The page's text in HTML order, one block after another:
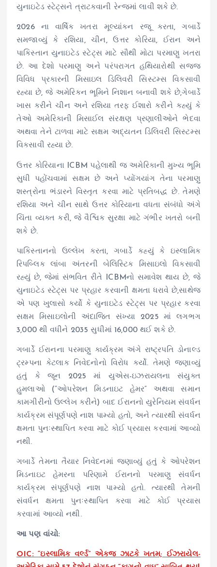
યુનાઇટેડ સ્ટેટ્સને ત્રાટકવાની રેન્જમાં લાવી શકે છે.
2026 ના વાર્ષિક ખતરા મૂલ્યાંકન રજૂ કરતા, ગબાર્ડે
સમજાવ્યું કે રશિયા, ચીન, ઉત્તર કોરિયા, ઈરાન અને
પાકિસ્તાન યુનાઇટેડ સ્ટેટ્સ માટે સૌથી મોટા પરમાણુ ખતરા
છે. આ દેશો પરમાણુ અને પરંપરાગત હથિયારોથી સજ્જ
વિવિધ પ્રકારની મિસાઇલ ડિલિવરી સિસ્ટમ્સ વિકસાવી
રહ્યા છે, જે અમેરિકન ભૂમિને નિશાન બનાવી શકે છે,ગેબાર્ડે
ખાસ કરીને ચીન અને રશિયા તરફ ઈશારો કરીને કહ્યું કે
તેઓ અમેરિકાની મિસાઈલ સંરક્ષણ પ્રણાલીઓને ભેદવા
અથવા તેને ટાળવા માટે સક્ષમ અદ્યતન ડિલિવરી સિસ્ટમ્સ
વિકસાવી રહ્યા છે.
ઉત્તર કોરિયાના ICBM પહેલાથી જ અમેરિકાની મુખ્ય ભૂમિ
સુધી પહોંચવામાં સક્ષમ છે અને પ્યોંગયાંગ તેના પરમાણુ
શસ્ત્રોના ભંડારને વિસ્તૃત કરવા માટે પ્રતિબદ્ધ છે. તેમણે
રશિયા અને ચીન સાથે ઉત્તર કોરિયાના વધતા સંબંધો અંગે
ચિંતા વ્યક્ત કરી, જે વૈશ્વિક સુરક્ષા માટે ગંભીર ખતરો બની
શકે છે.
પાકિસ્તાનનો ઉલ્લેખ કરતા, ગબાર્ડે કહ્યું કે ઇસ્લામિક
રિપબ્લિક લાંબા અંતરની બેલિસ્ટિક મિસાઇલો વિકસાવી
રહ્યું છે, જેમાં સંભવિત રીતે ICBMનો સમાવેશ થાય છે, જે
યુનાઇટેડ સ્ટેટ્સ પર પ્રહાર કરવાની ક્ષમતા ધરાવે છે,સાથેજ
એ પણ ખુલાસો કર્યો કે યુનાઇટેડ સ્ટેટ્સ પર પ્રહાર કરવા
સક્ષમ મિસાઇલોની અંદાજિત સંખ્યા 2025 માં લગભગ
3,000 થી વધીને 2035 સુધીમાં 16,000 થઈ શકે છે.
ગબાર્ડે ઈરાનના પરમાણુ કાર્યક્રમ અંગે રાષ્ટ્રપતિ ડોનાલ્ડ
ટ્રમ્પના કેટલાક નિવેદનોનો વિરોધ કર્યો. તેમણે જણાવ્યું
હતું કે જૂન 2025 માં યુએસ-ઇઝરાયલના સંયુક્ત
હુમલાઓ (“ઓપરેશન મિડનાઇટ હેમર” અથવા સમાન
કામગીરીનો ઉલ્લેખ કરીને) બાદ ઈરાનનો યુરેનિયમ સંવર્ધન
કાર્યક્રમ સંપૂર્ણપણે નાશ પામ્યો હતો, અને ત્યારથી સંવર્ધન
ક્ષમતા પુનઃસ્થાપિત કરવા માટે કોઈ પ્રયાસ કરવામાં આવ્યો
નથી.
ગબાર્ડે તેમના તૈયાર નિવેદનમાં જણાવ્યું હતું કે ઓપરેશન
મિડનાઇટ હેમરના પરિણામે ઈરાનનો પરમાણુ સંવર્ધન
કાર્યક્રમ સંપૂર્ણપણે નાશ પામ્યો હતો. ત્યારથી તેમની
સંવર્ધન ક્ષમતા પુનઃસ્થાપિત કરવા માટે કોઈ પ્રયાસ
કરવામાં આવ્યો નથી.
આ પણ વાંચો:
OIC: “ઇસ્લામિક વર્લ્ડ” એકજ ઝાટકે ખતમ; ઈઝરાયેલ-